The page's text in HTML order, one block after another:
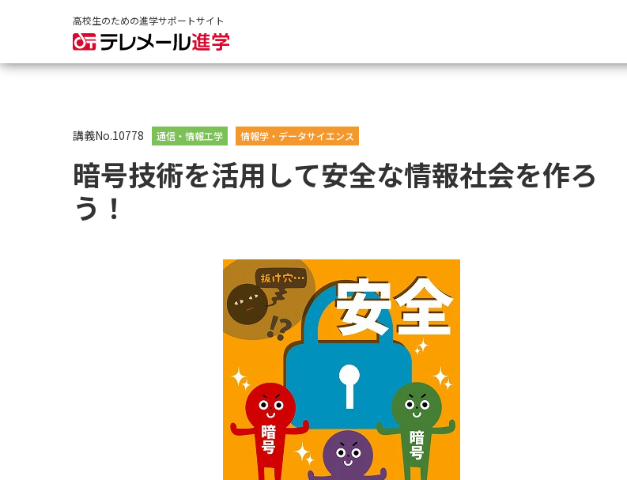
高校生のための進学サポートサイト
大学・短大の資料
大学パンフ
大学入学共通テスト「
講義No.10778 通信・情報工学 情報学・データサイエンス
暗号技術を活用して安全な情報社会を作ろ
う！